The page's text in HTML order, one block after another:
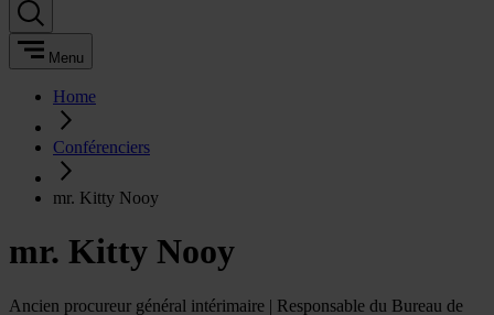
Menu
Home
Conférenciers
mr. Kitty Nooy
mr. Kitty Nooy
Ancien procureur général intérimaire | Responsable du Bureau de